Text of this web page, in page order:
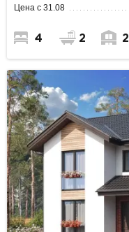
Цена с 31.08
4 2 2